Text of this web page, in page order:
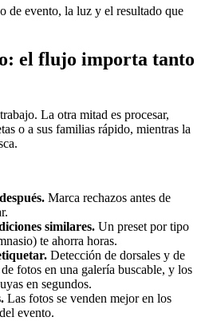
de evento, la luz y el resultado que
el flujo importa tanto
La otra mitad es procesar,
o a sus familias rápido, mientras la
Marca rechazos antes de
similares. Un preset por tipo
te ahorra horas.
Detección de dorsales y de
fotos en una galería buscable, y los
en segundos.
Las fotos se venden mejor en los
evento.